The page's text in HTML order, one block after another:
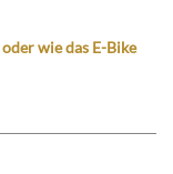
wie das E-Bike